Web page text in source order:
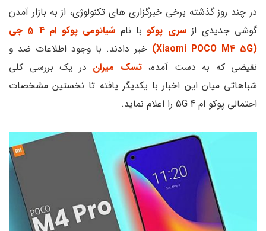
در چند روز گذشته برخی خبرگزاری های تکنولوژی، از به بازار آمدن
گوشی جدیدی ازسری پوکوبا نام
شیائومی پوکو ام 4 5 جی
(Xiaomi POCO M4 5G)
خبر دادند. با وجود اطلاعات ضد و
نقیضی که به دست آمده،تسک میران در یک بررسی کلی
شباهاتی میان این اخبار با یکدیگر یافته تا نخستین مشخصات
احتمالی پوکو ام 4 5G را اعلام نماید.